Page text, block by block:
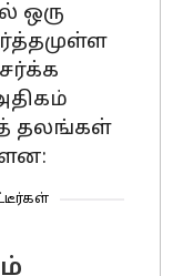
ஒரு
தலங்கள்